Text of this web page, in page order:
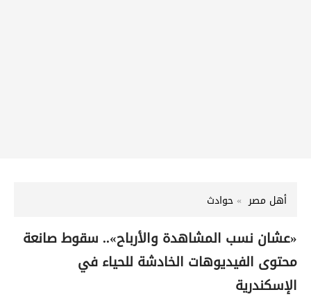
أهل مصر حوادث
«عشان نسب المشاهدة والأرباح».. سقوط صانعة
محتوى الفيديوهات الخادشة للحياء في
الإسكندرية